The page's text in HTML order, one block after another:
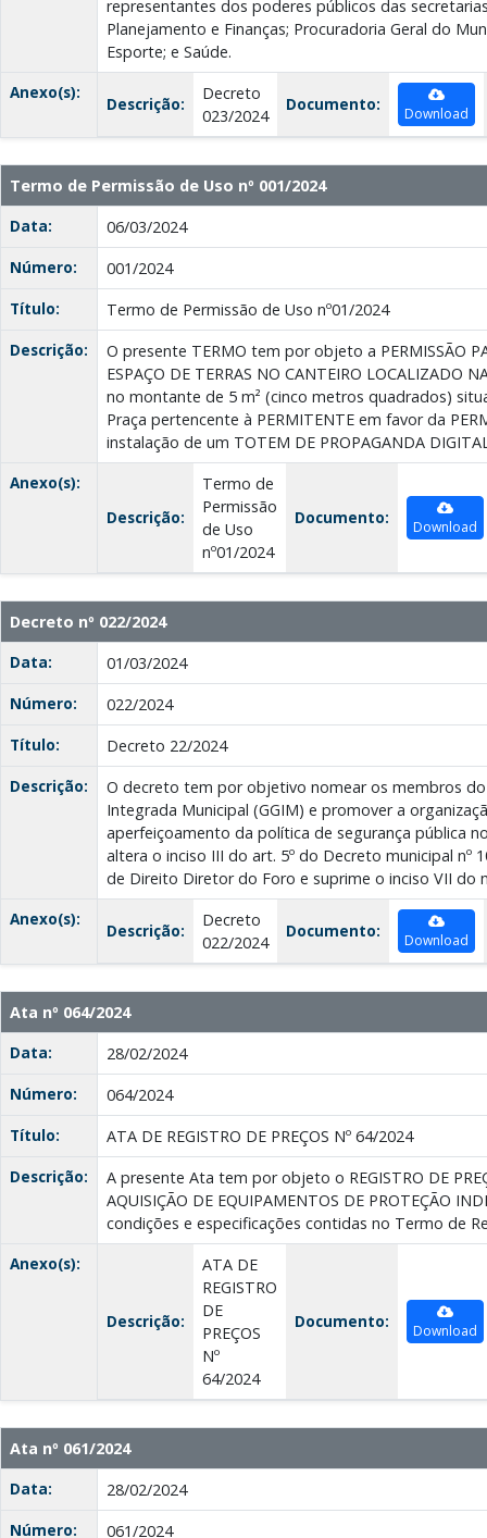
representantes dos poderes públicos das
Planejamento e Finanças; Procuradoria Geral do
Esporte; e Saúde.
Anexo(s):
Descrição:
Decreto
023/2024
Documento: Download
Termo de Permissão de Uso nº 001/2024
Data:
06/03/2024
Número:
001/2024
Título:
Termo de Permissão de Uso nº01/2024
Descrição:
O presente TERMO tem por objeto a PERMISSÃO
ESPAÇO DE TERRAS NO CANTEIRO LOCALIZADO
no montante de 5 m² (cinco metros quadrados)
Praça pertencente à PERMITENTE em favor da
instalação de um TOTEM DE PROPAGANDA
Anexo(s):
Descrição:
Termo de
Permissão
de Uso
nº01/2024
Documento: Download
Decreto nº 022/2024
Data:
01/03/2024
Número:
022/2024
Título:
Decreto 22/2024
Descrição:
O decreto tem por objetivo nomear os membros
Integrada Municipal (GGIM) e promover a
aperfeiçoamento da política de segurança pública
altera o inciso III do art. 5º do Decreto municipal nº
de Direito Diretor do Foro e suprime o inciso VII do
Anexo(s):
Descrição:
Decreto
022/2024
Documento: Download
Ata nº 064/2024
Data:
28/02/2024
Número:
064/2024
Título:
ATA DE REGISTRO DE PREÇOS Nº 64/2024
Descrição:
A presente Ata tem por objeto o REGISTRO DE
AQUISIÇÃO DE EQUIPAMENTOS DE PROTEÇÃO
condições e especificações contidas no Termo de
Anexo(s):
Descrição:
ATA DE
REGISTRO
DE
PREÇOS
Nº
64/2024
Documento: Download
Ata nº 061/2024
Data:
28/02/2024
Número:
061/2024